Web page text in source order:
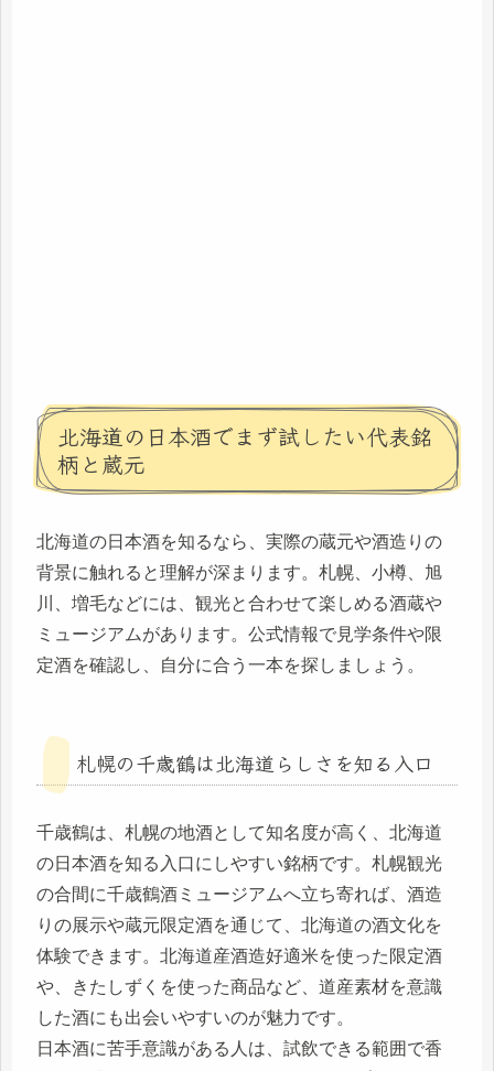
北海道の日本酒でまず試したい代表銘
柄と蔵元
北海道の日本酒を知るなら、実際の蔵元や酒造りの
背景に触れると理解が深まります。札幌、小樽、旭
川、増毛などには、観光と合わせて楽しめる酒蔵や
ミュージアムがあります。公式情報で見学条件や限
定酒を確認し、自分に合う一本を探しましょう。
札幌の千歳鶴は北海道らしさを知る入口
千歳鶴は、札幌の地酒として知名度が高く、北海道
の日本酒を知る入口にしやすい銘柄です。札幌観光
の合間に千歳鶴酒ミュージアムへ立ち寄れば、酒造
りの展示や蔵元限定酒を通じて、北海道の酒文化を
体験できます。北海道産酒造好適米を使った限定酒
や、きたしずくを使った商品など、道産素材を意識
した酒にも出会いやすいのが魅力です。
日本酒に苦手意識がある人は、試飲できる範囲で香